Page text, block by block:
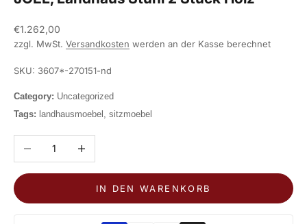
Angebot
€1.262,00
zzgl. MwSt. Versandkosten werden an der Kasse berechnet
SKU: 3607*-270151-nd
Category: Uncategorized
Tags: landhausmoebel, sitzmoebel
Anzahl verringernAnzahl erhöhen
IN DEN WARENKORB